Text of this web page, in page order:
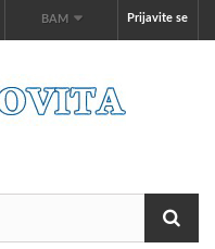
Prijavite se
BAM